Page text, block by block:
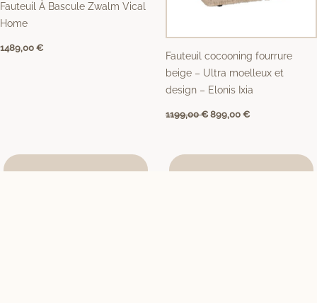
Fauteuil À Bascule Zwalm Vical
Home
1489,00 €
Fauteuil cocooning fourrure
beige – Ultra moelleux et
design – Elonis Ixia
1199,00€ 899,00 €
Le
Le
Le
Le